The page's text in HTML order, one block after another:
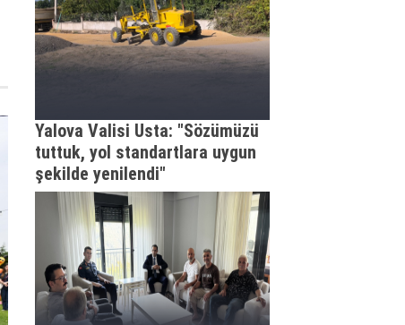
Yalova Valisi Usta: "Sözümüzü
tuttuk, yol standartlara uygun
şekilde yenilendi"